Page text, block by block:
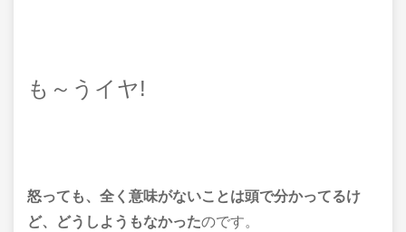
も～うイヤ!
怒っても、全く意味がないことは頭で分かってるけ
ど、どうしようもなかったのです。